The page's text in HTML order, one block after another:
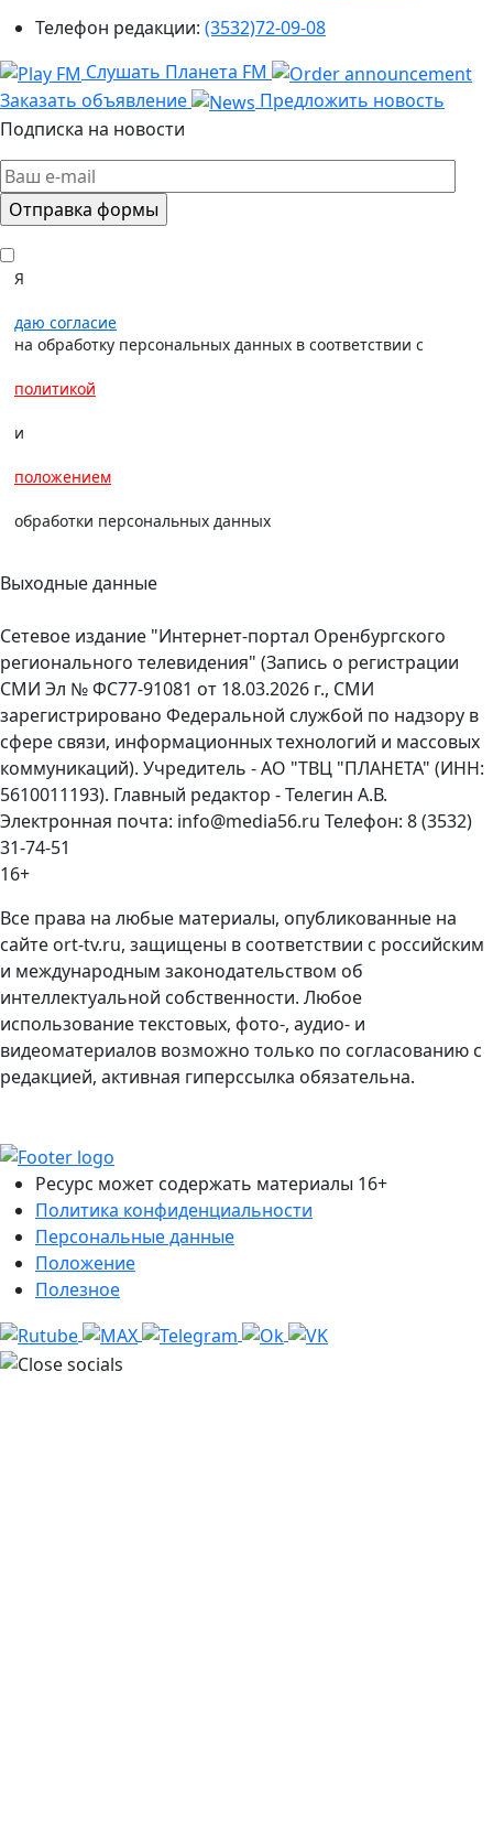
Телефон редакции: (3532)72-09-08
Слушать Планета FM
Заказать объявление
Предложить новость
Подписка на новости
Я
даю согласие
на обработку персональных данных в соответствии с
политикой
и
положением
обработки персональных данных
Выходные данные
Сетевое издание "Интернет-портал Оренбургского
регионального телевидения" (Запись о регистрации
СМИ Эл № ФС77-91081 от 18.03.2026 г., СМИ
зарегистрировано Федеральной службой по надзору в
сфере связи, информационных технологий и массовых
коммуникаций). Учредитель - АО "ТВЦ "ПЛАНЕТА" (ИНН:
5610011193). Главный редактор - Телегин А.В.
Электронная почта: info@media56.ru Телефон: 8 (3532)
31-74-51
16+
Все права на любые материалы, опубликованные на
сайте ort-tv.ru, защищены в соответствии с российским
и международным законодательством об
интеллектуальной собственности. Любое
использование текстовых, фото-, аудио- и
видеоматериалов возможно только по согласованию с
редакцией, активная гиперссылка обязательна.
Ресурс может содержать материалы 16+
Политика конфиденциальности
Персональные данные
Положение
Полезное